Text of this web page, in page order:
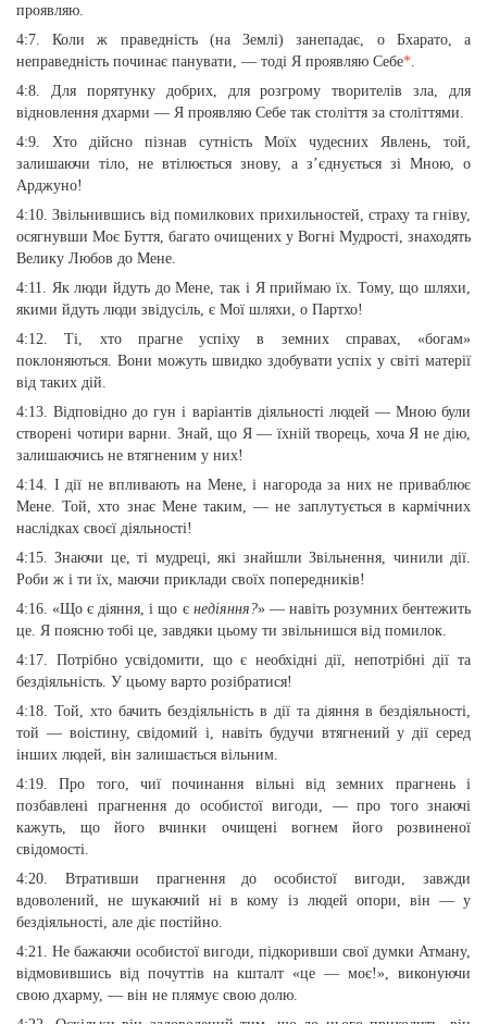
проявляю.
4:7. Коли ж праведність (на Землі) занепадає, о Бхарато, а
неправедність починає панувати, — тоді Я проявляю Себе*.
4:8. Для порятунку добрих, для розгрому творителів зла, для
відновлення дхарми — Я проявляю Себе так століття за століттями.
4:9. Хто дійсно пізнав сутність Моїх чудесних Явлень, той,
залишаючи тіло, не втілюється знову, а з’єднується зі Мною, о
Арджуно!
4:10. Звільнившись від помилкових прихильностей, страху та гніву,
осягнувши Моє Буття, багато очищених у Вогні Мудрості, знаходять
Велику Любов до Мене.
4:11. Як люди йдуть до Мене, так і Я приймаю їх. Тому, що шляхи,
якими йдуть люди звідусіль, є Мої шляхи, о Партхо!
4:12. Ті, хто прагне успіху в земних справах, «богам»
поклоняються. Вони можуть швидко здобувати успіх у світі матерії
від таких дій.
4:13. Відповідно до гун і варіантів діяльності людей — Мною були
створені чотири варни. Знай, що Я — їхній творець, хоча Я не дію,
залишаючись не втягненим у них!
4:14. І дії не впливають на Мене, і нагорода за них не приваблює
Мене. Той, хто знає Мене таким, — не заплутується в кармічних
наслідках своєї діяльності!
4:15. Знаючи це, ті мудреці, які знайшли Звільнення, чинили дії.
Роби ж і ти їх, маючи приклади своїх попередників!
4:16. «Що є діяння, і що є недіяння?» — навіть розумних бентежить
це. Я поясню тобі це, завдяки цьому ти звільнишся від помилок.
4:17. Потрібно усвідомити, що є необхідні дії, непотрібні дії та
бездіяльність. У цьому варто розібратися!
4:18. Той, хто бачить бездіяльність в дії та діяння в бездіяльності,
той — воістину, свідомий і, навіть будучи втягнений у дії серед
інших людей, він залишається вільним.
4:19. Про того, чиї починання вільні від земних прагнень і
позбавлені прагнення до особистої вигоди, — про того знаючі
кажуть, що його вчинки очищені вогнем його розвиненої
свідомості.
4:20. Втративши прагнення до особистої вигоди, завжди
вдоволений, не шукаючий ні в кому із людей опори, він — у
бездіяльності, але діє постійно.
4:21. Не бажаючи особистої вигоди, підкоривши свої думки Атману,
відмовившись від почуттів на кшталт «це — моє!», виконуючи
свою дхарму, — він не плямує свою долю.